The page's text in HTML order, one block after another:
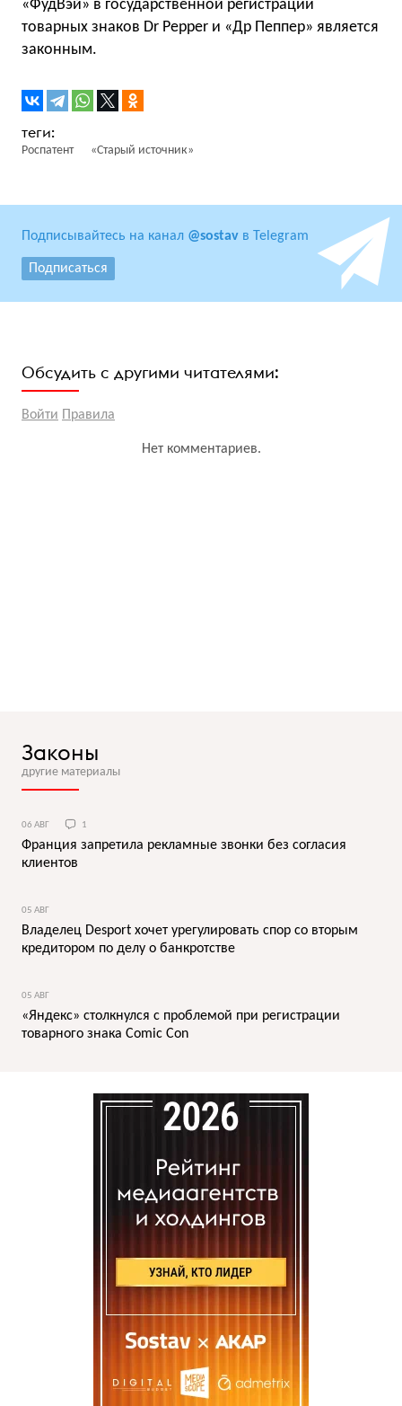
«ФудВэй» в государственной регистрации
товарных знаков Dr Pepper и «Др Пеппер» является
законным.
Роспатент «Старый источник»
Подписывайтесь на канал @sostav в Telegram
Подписаться
Обсудить с другими читателями:
Войти Правила
Нет комментариев.
Законы
другие материалы
06 АВГ 1
Франция запретила рекламные звонки без согласия
клиентов
05 АВГ
Владелец Desport хочет урегулировать спор со вторым
кредитором по делу о банкротстве
05 АВГ
«Яндекс» столкнулся с проблемой при регистрации
товарного знака Comic Con